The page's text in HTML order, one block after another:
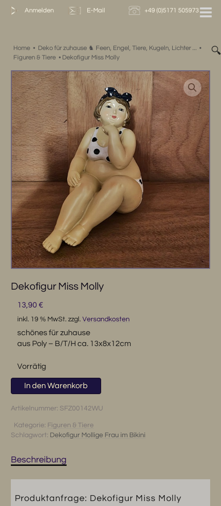
Zum
Anmelden E-Mail +49 (0)5171 505973
Home • Deko für zuhause ♞ Feen, Engel, Tiere, Kugeln, Lichter ... •
Figuren & Tiere • Dekofigur Miss Molly
🔍
Dekofigur Miss Molly
13,90 €
inkl. 19 % MwSt. zzgl. Versandkosten
schönes für zuhause
aus Poly – B/T/H ca. 13x8x12cm
Vorrätig
Dekofigur
Miss
Molly
In den Warenkorb
Artikelnummer: SFZ00142WU
Kategorie: Figuren & Tiere
Schlagwort: Dekofigur Mollige Frau im Bikini
Beschreibung
Produktanfrage: Dekofigur Miss Molly